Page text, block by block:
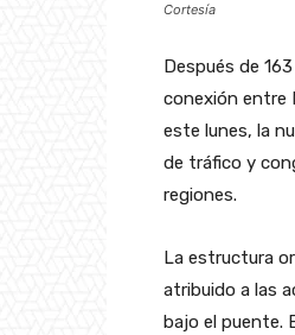
Cortesía
Después de
conexión entre
este lunes, la
de tráfico y
regiones.
La estructura
atribuido a las
bajo el puente.